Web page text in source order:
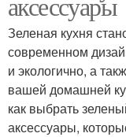
Зеленая кухня
современном
и экологично, а
вашей домашней
как выбрать
аксессуары,